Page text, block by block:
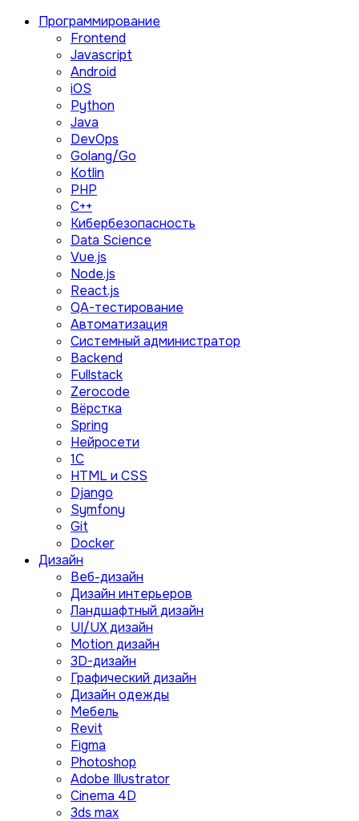
Программирование
Frontend
Javascript
Android
iOS
Python
Java
DevOps
Golang/Go
Kotlin
PHP
C++
Кибербезопасность
Data Science
Vue.js
Node.js
React.js
QA-тестирование
Автоматизация
Системный администратор
Backend
Fullstack
Zerocode
Вёрстка
Spring
Нейросети
1C
HTML и CSS
Django
Symfony
Git
Docker
Дизайн
Веб-дизайн
Дизайн интерьеров
Ландшафтный дизайн
UI/UX дизайн
Motion дизайн
3D-дизайн
Графический дизайн
Дизайн одежды
Мебель
Revit
Figma
Photoshop
Adobe Illustrator
Сinema 4D
3ds max